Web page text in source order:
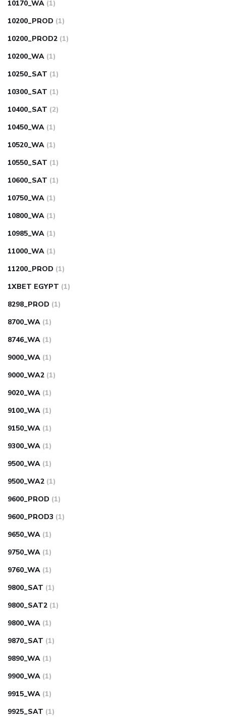
10170_WA (1)
10200_PROD (1)
10200_PROD2 (1)
10200_WA (1)
10250_SAT (1)
10300_SAT (1)
10400_SAT (2)
10450_WA (1)
10520_WA (1)
10550_SAT (1)
10600_SAT (1)
10750_WA (1)
10800_WA (1)
10985_WA (1)
11000_WA (1)
11200_PROD (1)
1XBET EGYPT (1)
8298_PROD (1)
8700_WA (1)
8746_WA (1)
9000_WA (1)
9000_WA2 (1)
9020_WA (1)
9100_WA (1)
9150_WA (1)
9300_WA (1)
9500_WA (1)
9500_WA2 (1)
9600_PROD (1)
9600_PROD3 (1)
9650_WA (1)
9750_WA (1)
9760_WA (1)
9800_SAT (1)
9800_SAT2 (1)
9800_WA (1)
9870_SAT (1)
9890_WA (1)
9900_WA (1)
9915_WA (1)
9925_SAT (1)